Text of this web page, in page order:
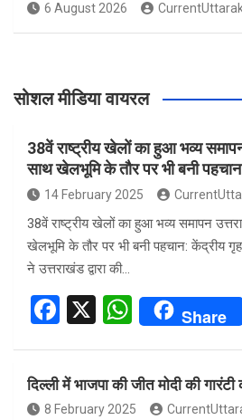
6 August 2026
सोशल मीडिया वायरल
38वें राष्ट्रीय खेलों का हुआ भव्य
साथ खेलभूमि के तौर पर भी बनी
14 February 2025
38वें राष्ट्रीय खेलों का हुआ भव्य समापन
खेलभूमि के तौर पर भी बनी पहचान: केंद्रीय
ने उत्तराखंड द्वारा की…
F
ce
b
X
W
at
s
Share
दिल्ली में भाजपा की जीत मोदी की
8 February 2025